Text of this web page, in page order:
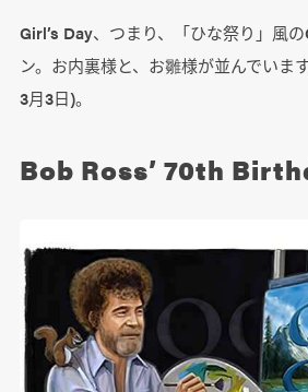
Girl’s Day、つまり、「ひな祭り」風
ン。お内裏様と、お雛様が並んでいま
3月3日)。
Bob Ross’ 70th